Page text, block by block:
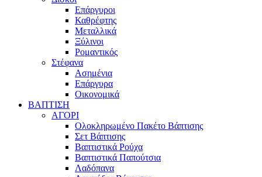
Επάργυροι
Καθρέφτης
Μεταλλικά
Ξύλινοι
Ρομαντικός
Στέφανα
Ασημένια
Επάργυρα
Οικονομικά
ΒΑΠΤΙΣΗ
ΑΓΟΡΙ
Ολοκληρωμένο Πακέτο Βάπτισης
Σετ Βάπτισης
Βαπτιστικά Ρούχα
Βαπτιστικά Παπούτσια
Λαδόπανα